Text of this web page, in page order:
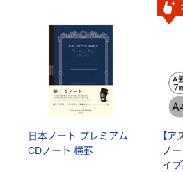
日本ノート プレミアム
CDノート 横罫
【
ノ
イプ